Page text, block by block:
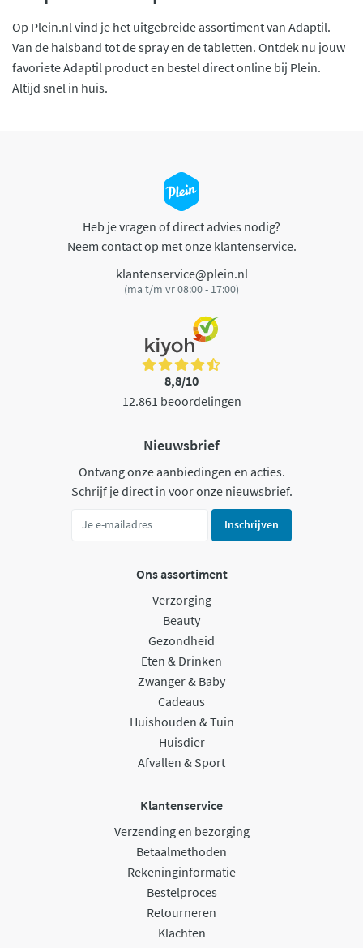
Op Plein.nl vind je het uitgebreide assortiment van Adaptil.
Van de halsband tot de spray en de tabletten. Ontdek nu jouw
favoriete Adaptil product en bestel direct online bij Plein.
Altijd snel in huis.
Heb je vragen of direct advies nodig?
Neem contact op met onze klantenservice.
klantenservice@plein.nl
(ma t/m vr 08:00 - 17:00)
8,8/10
12.861 beoordelingen
Nieuwsbrief
Ontvang onze aanbiedingen en acties.
Schrijf je direct in voor onze nieuwsbrief.
Inschrijven
Ons assortiment
Verzorging
Beauty
Gezondheid
Eten & Drinken
Zwanger & Baby
Cadeaus
Huishouden & Tuin
Huisdier
Afvallen & Sport
Klantenservice
Verzending en bezorging
Betaalmethoden
Rekeninginformatie
Bestelproces
Retourneren
Klachten